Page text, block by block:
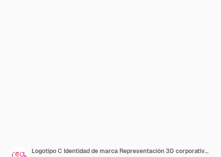
Logotipo C Identidad de marca Representación 3D corporativa Logotipo de la letra de la empresa